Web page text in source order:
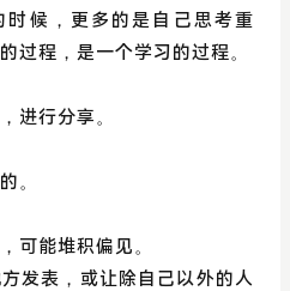
候，更多的是自己思考重
过程，是一个学习的过程。
进行分享。
。
可能堆积偏见。
发表，或让除自己以外的人